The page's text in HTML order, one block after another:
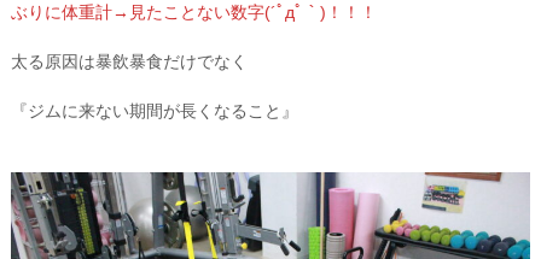
ぶりに体重計→見たことない数字(´ﾟдﾟ｀)！！！
太る原因は暴飲暴食だけでなく
『ジムに来ない期間が長くなること』